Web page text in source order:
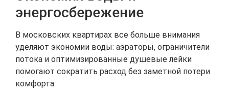
энергосбережение
В московских квартирах все больше внимания
уделяют экономии воды: аэраторы, ограничители
потока и оптимизированные душевые лейки
помогают сократить расход без заметной потери
комфорта.